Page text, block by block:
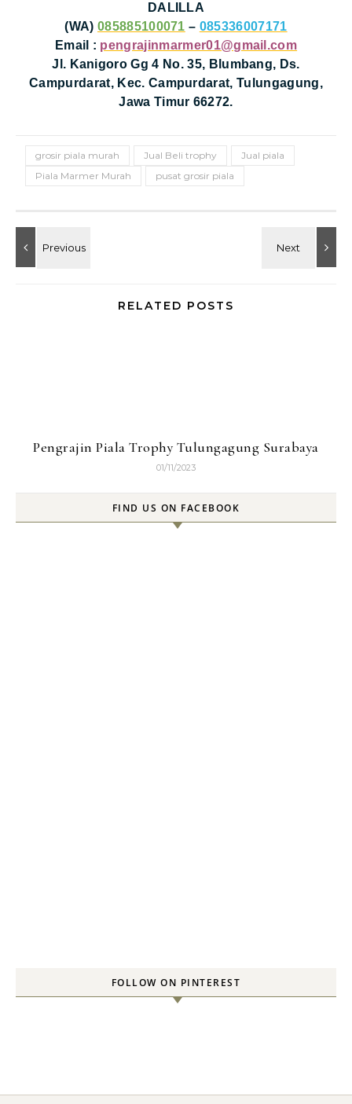
DALILLA
(WA) 085885100071 – 085336007171
Email : pengrajinmarmer01@gmail.com
Jl. Kanigoro Gg 4 No. 35, Blumbang, Ds.
Campurdarat, Kec. Campurdarat, Tulungagung,
Jawa Timur 66272.
grosir piala murah Jual Beli trophy
Jual piala
Piala Marmer Murah
pusat grosir piala
RELATED POSTS
Pengrajin Piala Trophy Tulungagung Surabaya
01/11/2023
FIND US ON FACEBOOK
FOLLOW ON PINTEREST